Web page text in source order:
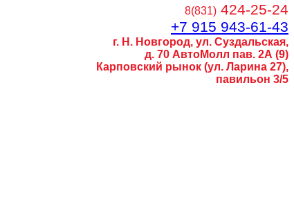
8(831) 424-25-24
+7 915 943-61-43
г. Н. Новгород, ул. Суздальская,
д. 70 АвтоМолл пав. 2А (9)
Карповский рынок (ул. Ларина 27),
павильон 3/5